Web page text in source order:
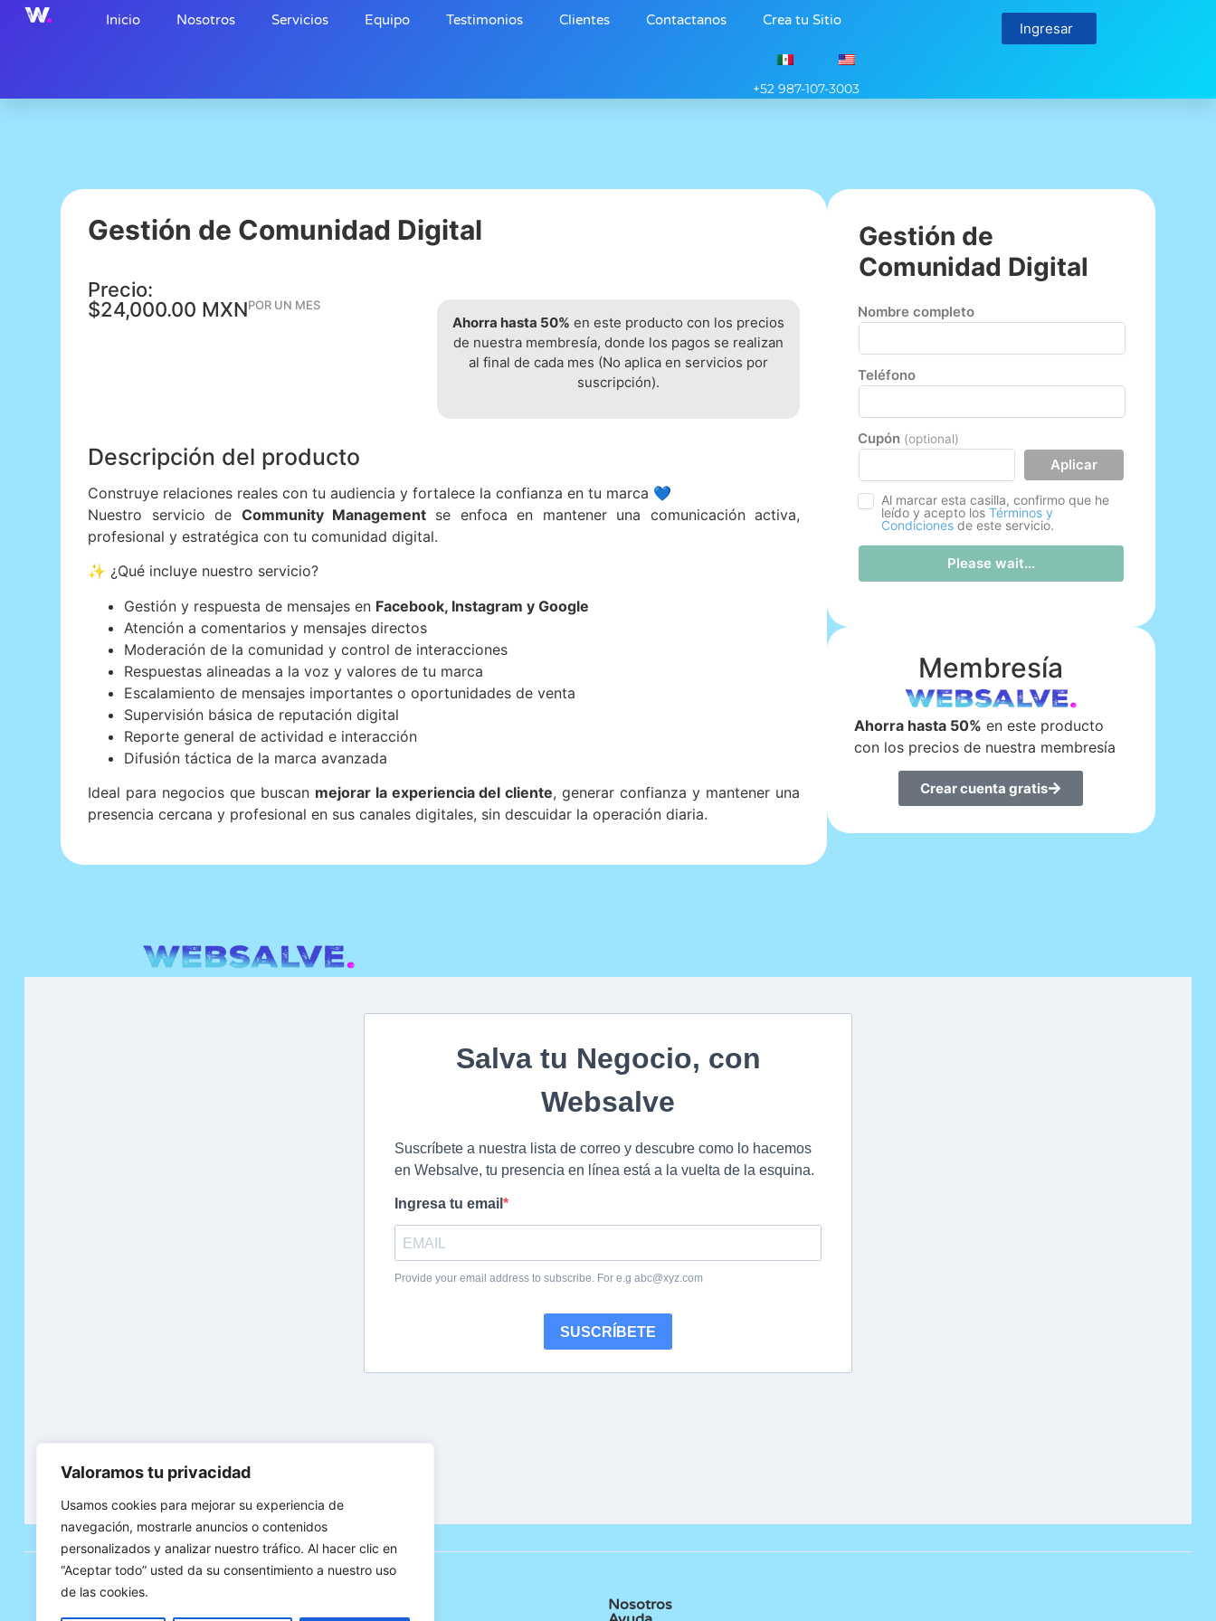
Valoramos tu privacidad
Usamos cookies para mejorar su experiencia de
navegación, mostrarle anuncios o contenidos
personalizados y analizar nuestro tráfico. Al hacer clic en
“Aceptar todo” usted da su consentimiento a nuestro uso
de las cookies.
Inicio Nosotros Servicios Equipo Testimonios Clientes Contactanos Crea tu Sitio
+52 987-107-3003
Ingresar
Gestión de Comunidad Digital
Precio:
$24,000.00 MXNPOR UN MES
Ahorra hasta 50% en este producto con los precios
de nuestra membresía, donde los pagos se realizan
al final de cada mes (No aplica en servicios por
suscripción).
Descripción del producto
Construye relaciones reales con tu audiencia y fortalece la confianza en tu marca 💙
Nuestro servicio de Community Managementse enfoca en mantener una comunicación activa,
profesional y estratégica con tu comunidad digital.
✨ ¿Qué incluye nuestro servicio?
Gestión y respuesta de mensajes en Facebook, Instagram y Google
Atención a comentarios y mensajes directos
Moderación de la comunidad y control de interacciones
Respuestas alineadas a la voz y valores de tu marca
Escalamiento de mensajes importantes o oportunidades de venta
Supervisión básica de reputación digital
Reporte general de actividad e interacción
Difusión táctica de la marca avanzada
Ideal para negocios que buscan mejorar la experiencia del cliente, generar confianza y mantener una
presencia cercana y profesional en sus canales digitales, sin descuidar la operación diaria.
Gestión de
Comunidad Digital
Nombre completo
Teléfono
Cupón (optional)
Aplicar
Al marcar esta casilla, confirmo que he
leído y acepto los Términos y
Condicionesde este servicio.
Please wait...
Membresía
Ahorra hasta 50% en este producto
con los precios de nuestra membresía
Crear cuenta gratis
Nosotros